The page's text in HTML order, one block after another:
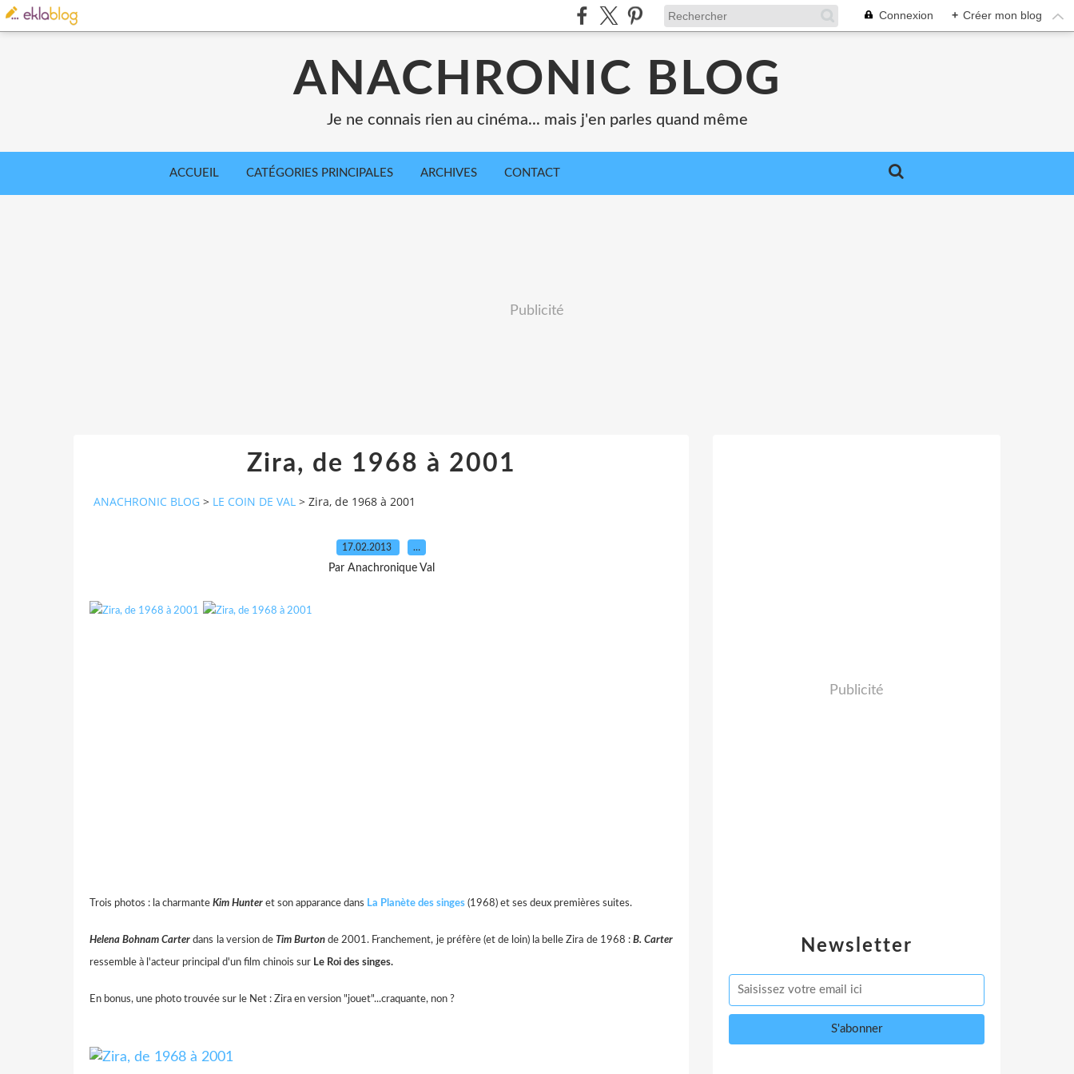
Connexion + Créer mon blog
ANACHRONIC BLOG
Je ne connais rien au cinéma... mais j'en parles quand même
ACCUEIL CATÉGORIES PRINCIPALES ARCHIVES CONTACT
Publicité
Zira, de 1968 à 2001
ANACHRONIC BLOG > LE COIN DE VAL > Zira, de 1968 à 2001
17.02.2013 …
Par Anachronique Val
Trois photos : la charmante Kim Hunter et son apparance dans La Planète des singes (1968) et ses deux premières suites.
Helena Bohnam Carter dans la version de Tim Burton de 2001. Franchement, je préfère (et de loin) la belle Zira de 1968 : B. Carter
ressemble à l'acteur principal d'un film chinois sur Le Roi des singes.
En bonus, une photo trouvée sur le Net : Zira en version "jouet"...craquante, non ?
Newsletter
Publicité